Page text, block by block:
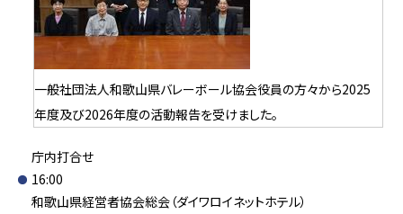
一般社団法人和歌山県バレーボール協会役員の方々から2025
年度及び2026年度の活動報告を受けました。
庁内打合せ
16:00
和歌山県経営者協会総会（ダイワロイネットホテル）